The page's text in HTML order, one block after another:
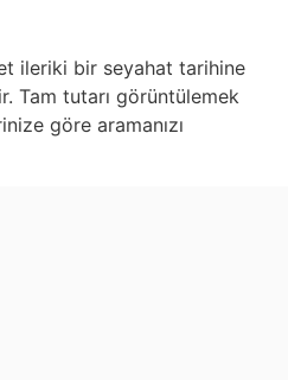
ileriki bir seyahat tarihine
Tam tutarı görüntülemek
göre aramanızı